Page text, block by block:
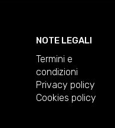
NOTE LEGALI
Termini e
condizioni
Privacy policy
Cookies policy